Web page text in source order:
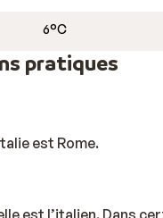
6°C
pratiques
est Rome.
est l’italien. Dans